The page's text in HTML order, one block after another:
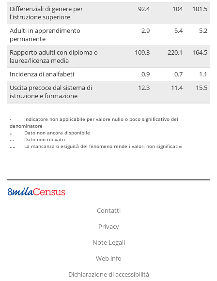
Differenziali di genere per
l'istruzione superiore
92.4 104 101.5
Adulti in apprendimento
permanente
2.9 5.4 5.2
Rapporto adulti con diploma o
laurea/licenza media
109.3 220.1 164.5
Incidenza di analfabeti 0.9 0.7
1.1
Uscita precoce dal sistema di
istruzione e formazione
12.3 11.4 15.5
-
Indicatore non applicabile per valore nullo o poco significativo del
denominatore
..
Dato non ancora disponibile
...
Dato non rilevato
....
La mancanza o esiguità del fenomeno rende i valori non significativi
Contatti
Privacy
Note Legali
Web info
Dichiarazione di accessibilità